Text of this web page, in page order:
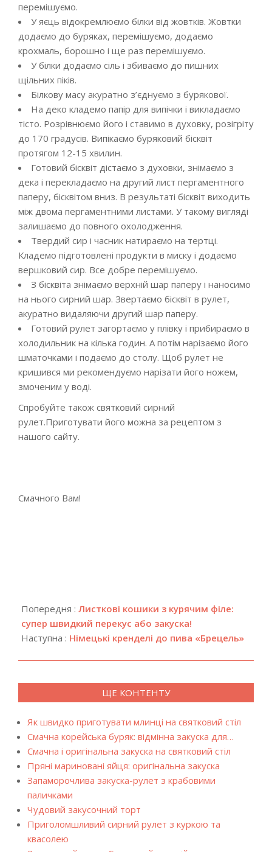
перемішуємо.
У яєць відокремлюємо білки від жовтків. Жовтки
додаємо до буряках, перемішуємо, додаємо
крохмаль, борошно і ще раз перемішуємо.
У білки додаємо сіль і збиваємо до пишних
щільних піків.
Білкову масу акуратно з’єднуємо з бурякової.
На деко кладемо папір для випічки і викладаємо
тісто. Розрівнюємо його і ставимо в духовку, розігріту
до 170 градусів. Випікаємо буряковий бісквіт
протягом 12-15 хвилин.
Готовий бісквіт дістаємо з духовки, знімаємо з
дека і перекладаємо на другий лист пергаментного
паперу, бісквітом вниз. В результаті бісквіт виходить
між двома пергаментними листами. У такому вигляді
залишаємо до повного охолодження.
Твердий сир і часник натираємо на тертці.
Кладемо підготовлені продукти в миску і додаємо
вершковий сир. Все добре перемішуємо.
З бісквіта знімаємо верхній шар паперу і наносимо
на нього сирний шар. Звертаємо бісквіт в рулет,
акуратно видаляючи другий шар паперу.
Готовий рулет загортаємо у плівку і прибираємо в
холодильник на кілька годин. А потім нарізаємо його
шматочками і подаємо до столу. Щоб рулет не
кришився ми рекомендуємо нарізати його ножем,
змоченим у воді.
Спробуйте також святковий сирний
рулет.Приготувати його можна за рецептом з
нашого сайту.
Смачного Вам!
08-
01
Попередня : Листкові кошики з курячим філе:
супер швидкий перекус або закуска!
Наступна : Німецькі кренделі до пива «Брецель»
ЩЕ КОНТЕНТУ
Як швидко приготувати млинці на святковий стіл
Смачна корейська буряк: відмінна закуска для…
Смачна і оригінальна закуска на святковий стіл
Пряні мариновані яйця: оригінальна закуска
Запаморочлива закуска-рулет з крабовими
паличками
Чудовий закусочний торт
Приголомшливий сирний рулет з куркою та
квасолею